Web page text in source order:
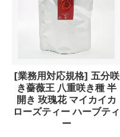
[業務用対応規格] 五分咲
き薔薇王 八重咲き種 半
開き 玫瑰花 マイカイカ
ローズティー ハーブティ
ー